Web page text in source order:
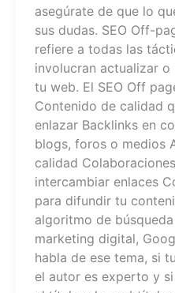
asegúrate de que lo
sus dudas. SEO Off-
refiere a todas las
involucran actualizar
tu web. El SEO Off
Contenido de calidad
enlazar Backlinks en
blogs, foros o medios
calidad
intercambiar enlaces
para difundir tu
algoritmo de
marketing digital,
habla de ese tema, si
el autor es experto y